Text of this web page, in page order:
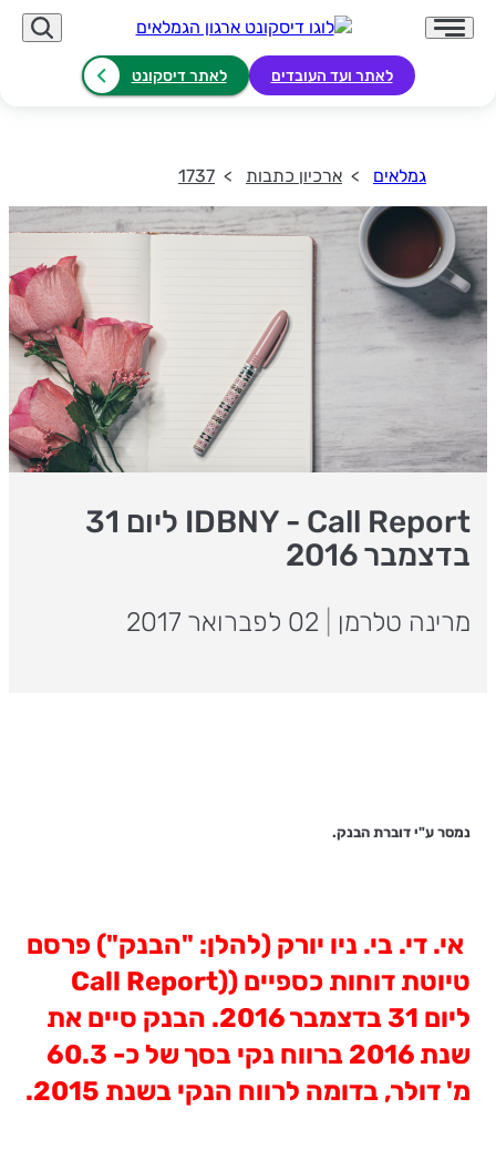
לאתר ועד העובדים לאתר דיסקונט
גמלאים ארכיון כתבות 1737
IDBNY - Call Report ליום 31
בדצמבר 2016
מרינה טלרמן
נמסר ע"י דוברת הבנק.
אי. די. בי. ניו יורק (להלן: "הבנק") פרסם
טיוטת דוחות כספיים ((Call Report
ליום 31 בדצמבר 2016. הבנק סיים את
שנת 2016 ברווח נקי בסך של כ- 60.3
מ' דולר, בדומה לרווח הנקי בשנת 2015.